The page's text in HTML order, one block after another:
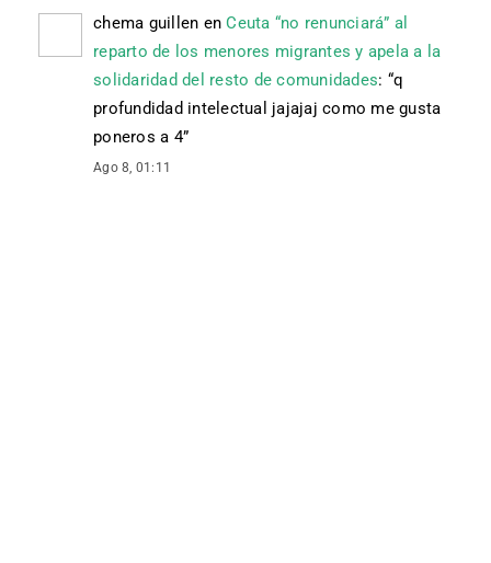
chema guillen enCeuta “no renunciará” al
reparto de los menores migrantes y apela a la
solidaridad del resto de comunidades: “q
profundidad intelectual jajajaj como me gusta
poneros a 4”
Ago 8, 01:11